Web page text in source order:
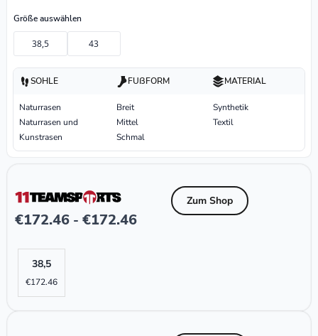
Größe auswählen
38,5 43
SOHLE
Naturrasen
Naturrasen und
Kunstrasen
FUßFORM
Breit
Mittel
Schmal
MATERIAL
Synthetik
Textil
€172.46 - €172.46
Zum Shop
38,5
€172.46